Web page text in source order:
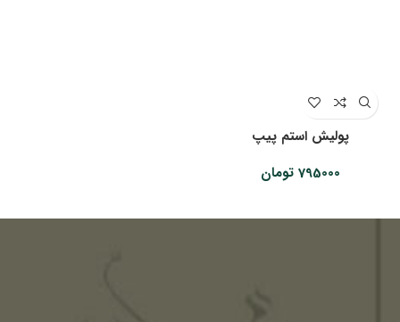
پولیش استم پیپ
795000 تومان